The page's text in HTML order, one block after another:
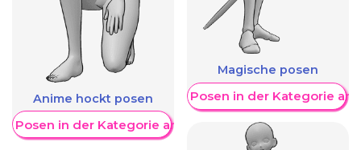
Anime hockt posen
Posen in der Kategorie anzeigen
Magische posen
Weitere Posen in der Kategorie